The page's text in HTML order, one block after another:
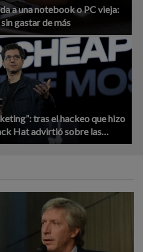
a una notebook o PC vieja:
gastar de más
tras el hackeo que hizo
Hat advirtió sobre las